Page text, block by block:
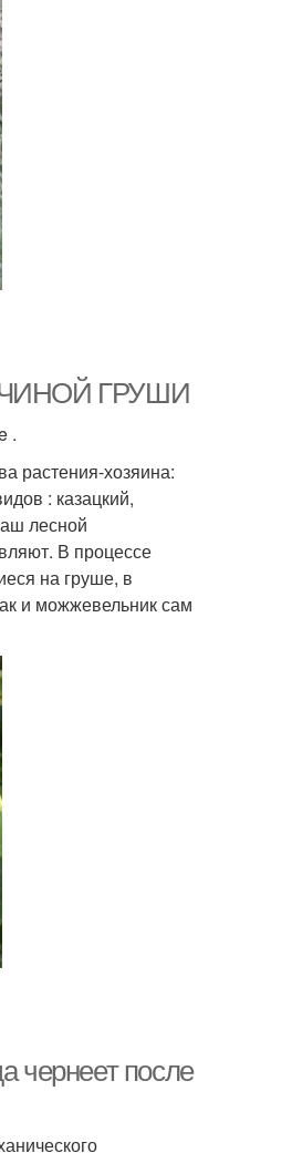
ГРУШИ
.
растения-хозяина:
: казацкий,
лесной
В процессе
на груше, в
и можжевельник сам
чернеет после